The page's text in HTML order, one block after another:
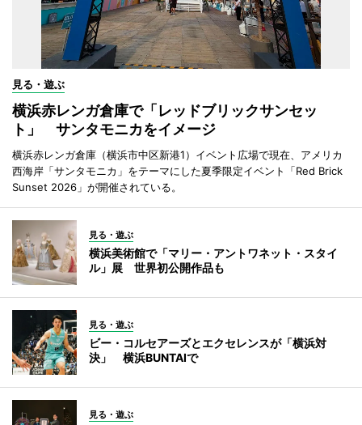
見る・遊ぶ
横浜赤レンガ倉庫で「レッドブリックサンセッ
ト」 サンタモニカをイメージ
横浜赤レンガ倉庫（横浜市中区新港1）イベント広場で現在、アメリカ
西海岸「サンタモニカ」をテーマにした夏季限定イベント「Red Brick
Sunset 2026」が開催されている。
見る・遊ぶ
横浜美術館で「マリー・アントワネット・スタイ
ル」展 世界初公開作品も
見る・遊ぶ
ビー・コルセアーズとエクセレンスが「横浜対
決」 横浜BUNTAIで
見る・遊ぶ